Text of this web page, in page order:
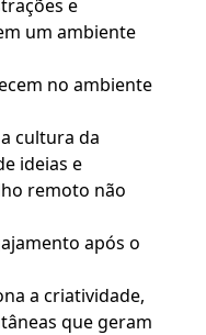
e
um ambiente
no ambiente
cultura da
ideias e
remoto não
após o
a criatividade,
que geram